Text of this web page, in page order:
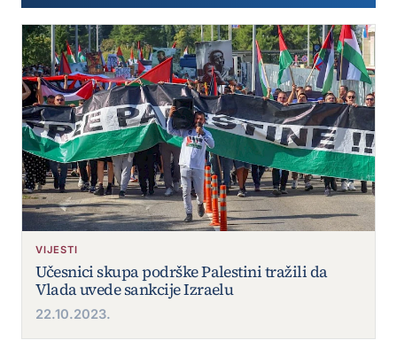
VIJESTI
Učesnici skupa podrške Palestini tražili da
Vlada uvede sankcije Izraelu
22.10.2023.